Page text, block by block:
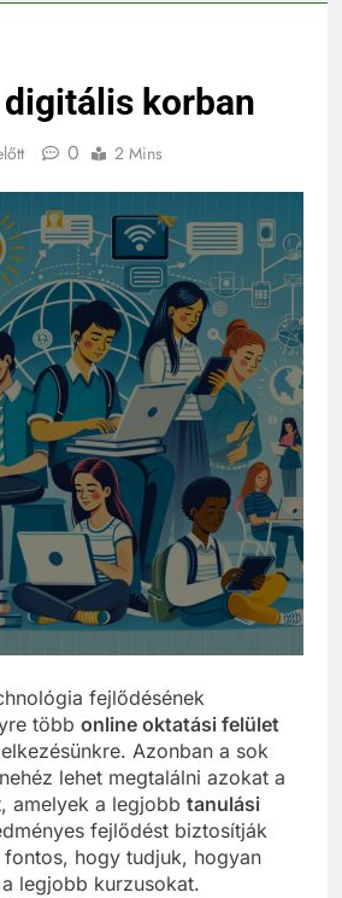
korban
0 2 Mins
fejlődésének
több online oktatási felület
Azonban a sok
lehet megtalálni azokat a
amelyek a legjobb tanulási
fejlődést biztosítják
fontos, hogy tudjuk, hogyan
legjobb kurzusokat.